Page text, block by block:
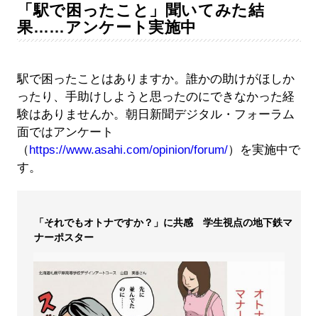
「駅で困ったこと」聞いてみた結
果……アンケート実施中
駅で困ったことはありますか。誰かの助けがほしか
ったり、手助けしようと思ったのにできなかった経
験はありませんか。朝日新聞デジタル・フォーラム
面ではアンケート
（https://www.asahi.com/opinion/forum/）を実施中で
す。
「それでもオトナですか？」に共感 学生視点の地下鉄マ
ナーポスター